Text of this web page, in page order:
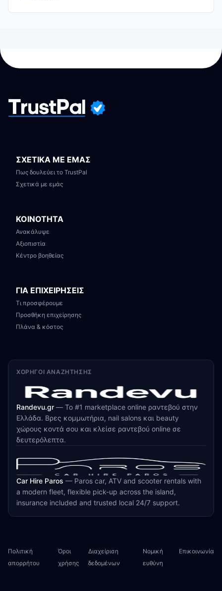
ΣΧΕΤΙΚΑ ΜΕ ΕΜΑΣ
Πως δουλεύει το TrustPal
Σχετικά με εμάς
ΚΟΙΝΟΤΗΤΑ
Ανακάλυψε
Αξιοπιστία
Κέντρο βοηθείας
ΓΙΑ ΕΠΙΧΕΙΡΗΣΕΙΣ
Τι προσφέρουμε
Προσθήκη επιχείρησης
Πλάνα & κόστος
ΧΟΡΗΓΟΊ ΑΝΑΖΉΤΗΣΗΣ
Randevu.gr — Το #1 marketplace online ραντεβού στην
Ελλάδα. Βρες κομμωτήρια, nail salons και beauty
χώρους κοντά σου και κλείσε ραντεβού online σε
δευτερόλεπτα.
Car Hire Paros — Paros car, ATV and scooter rentals with
a modern fleet, flexible pick-up across the island,
insurance included and trusted local 24/7 support.
Πολιτική
απορρήτου
Όροι
χρήσης
Διαχείριση
δεδομένων
Νομική
ευθύνη
Επικοινωνία